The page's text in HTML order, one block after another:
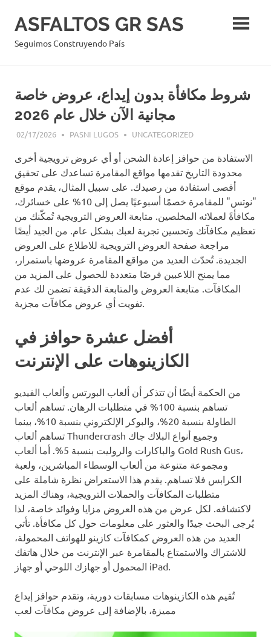
ASFALTOS GR SAS
Seguimos Construyendo País
شروط مكافأة بدون إيداع، عروض خاصة
مجانية الآن خلال عام 2026
02/17/2026 PASNI LUGOS UNCATEGORIZED
الاستفادة من حوافز إعادة الشحن أو أي عروض ترويجية أخرى
محدودة التاريخ تقدمها مواقع المقامرة تساعدك على تحقيق
أقصى استفادة من رصيدك. على سبيل المثال، يقدم موقع
"نوتس" للمقامرة خصمًا أسبوعيًا يصل إلى 10% على خسائرك،
مكافأةً لعملائه المخلصين. متابعة العروض الترويجية تُمكّنك من
تعظيم مكافآتك وتحسين تجربة لعبك بشكل عام. من الجيد أيضًا
مراجعة صفحة العروض الترويجية للاطلاع على العروض
الجديدة.تُحدّث العديد من مواقع المقامرة عروضها باستمرار،
مما يمنح اللاعبين فرصًا متعددة للحصول على المزيد من
المكافآت. متابعة العروض والمتابعة الدقيقة تضمن لك عدم
تفويت أي عروض مكافآت مجزية.
أفضل عشرة حوافز في
الكازينوهات على الإنترنت
من الحكمة أيضًا أن تتذكر أن ألعاب البورتس وألعاب الفيديو
تساهم بنسبة 100% في متطلبات الرهان. تساهم ألعاب
الطاولة بنسبة 20%، والبوكر الإلكتروني بنسبة 10%، بينما
تساهم ألعاب Thundercrash وجميع أنواع البلاك جاك
والباكارات والروليت بنسبة 5%. أما ألعاب Gold Rush Gus،
ومجموعة متنوعة من ألعاب الوسطاء المباشرين، ولعبة
الكرابس فلا تساهم. يقدم هذا الاستعراض نظرة شاملة على
متطلبات المكافآت والحملات الترويجية، وهناك المزيد
لاكتشافه. لكل عرض من هذه العروض مزايا وفوائد خاصة، لذا
يُرجى البحث جيدًا والعثور على معلومات حول كل مكافأة. تأتي
العديد من هذه العروض كمكافآت كازينو للهواتف المحمولة،
للاشتراك والاستمتاع بالمقامرة عبر الإنترنت من خلال هاتفك
المحمول أو جهازك اللوحي أو جهاز iPad.
تُقيم هذه الكازينوهات مسابقات دورية، وتقدم حوافز إيداع
مميزة، بالإضافة إلى عروض مكافآت لعب